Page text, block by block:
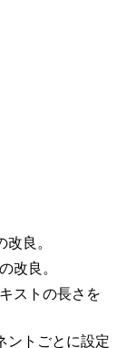
良。
改良。
ストの長さを
ントごとに設定